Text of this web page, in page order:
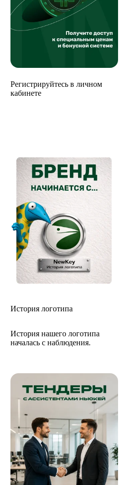
Регистрируйтесь в личном
кабинете
История логотипа
История нашего логотипа
началась с наблюдения.